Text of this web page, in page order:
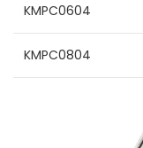
KMPC0604
KMPC0804